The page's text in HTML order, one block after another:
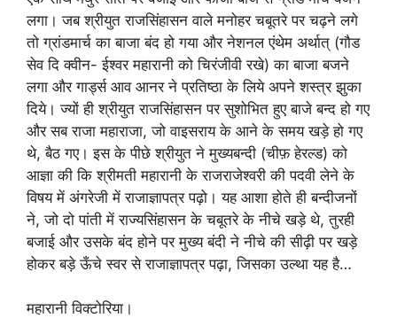
लगा। जब श्रीयुत राजसिंहासन वाले मनोहर चबूतरे पर चढ़ने लगे
तो ग्रांडमार्च का बाजा बंद हो गया और नेशनल एंथेम अर्थात्‌ (गौड
सेव दि क्वीन- ईश्वर महारानी को चिरंजीवी रखे) का बाजा बजने
लगा और गार्ड्स आव आनर ने प्रतिष्ठा के लिये अपने शस्त्र झुका
दिये। ज्यों ही श्रीयुत राजसिंहासन पर सुशोभित हुए बाजे बन्द हो गए
और सब राजा महाराजा, जो वाइसराय के आने के समय खड़े हो गए
थे, बैठ गए। इस के पीछे श्रीयुत ने मुख्यबन्दी (चीफ़ हेरल्ड) को
आज्ञा की कि श्रीमती महारानी के राजराजेश्वरी की पदवी लेने के
विषय में अंगरेजी में राजाज्ञापत्र पढ़ो। यह आशा होते ही बन्दीजनों
ने, जो दो पांती में राज्यसिंहासन के चबूतरे के नीचे खड़े थे, तुरही
बजाई और उसके बंद होने पर मुख्य बंदी ने नीचे की सीढ़ी पर खड़े
होकर बड़े ऊँचे स्वर से राजाज्ञापत्र पढ़ा, जिसका उल्था यह है…
महारानी विक्टोरिया।